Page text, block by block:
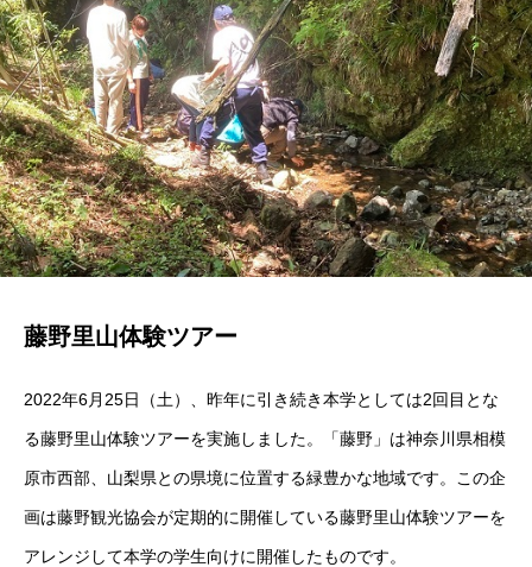
藤野里山体験ツアー
2022年6月25日（土）、昨年に引き続き本学としては2回目とな
る藤野里山体験ツアーを実施しました。「藤野」は神奈川県相模
原市西部、山梨県との県境に位置する緑豊かな地域です。この企
画は藤野観光協会が定期的に開催している藤野里山体験ツアーを
アレンジして本学の学生向けに開催したものです。